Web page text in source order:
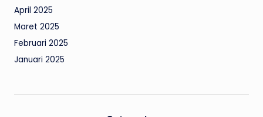
April 2025
Maret 2025
Februari 2025
Januari 2025